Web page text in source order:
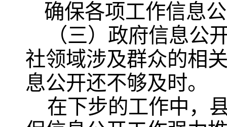
确保各项工作信息
（三） 政府信息公
社领域涉及群众的相
息公开还不够及时。
在下步的工作中，